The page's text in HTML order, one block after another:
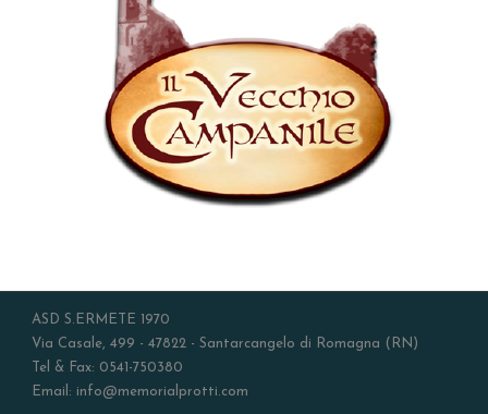
ASD S.ERMETE 1970
Via Casale, 499 - 47822 - Santarcangelo di Romagna (RN)
Tel & Fax: 0541-750380
Email: info@memorialprotti.com